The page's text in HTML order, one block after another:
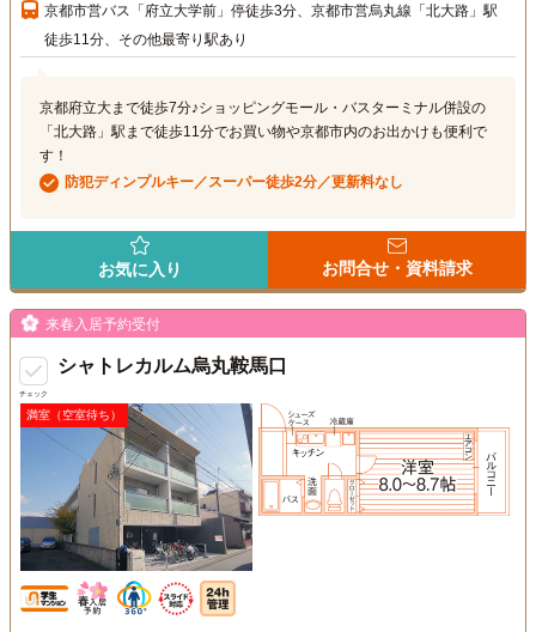
京都市営バス「府立大学前」停徒歩3分、京都市営烏丸線「北大路」駅
徒歩11分、その他最寄り駅あり
京都府立大まで徒歩7分♪ショッピングモール・バスターミナル併設の
「北大路」駅まで徒歩11分でお買い物や京都市内のお出かけも便利で
す！
防犯ディンプルキー／スーパー徒歩2分／更新料なし
お気に入り お問合せ・資料請求
チェック
来春入居予約受付
シャトレカルム烏丸鞍馬口
満室（空室待ち）